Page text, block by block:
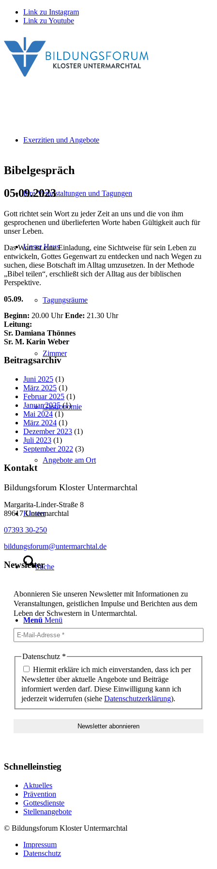
Link zu Instagram
Link zu Youtube
Exerzitien und Angebote
Ihre Veranstaltungen und Tagungen
Unser Haus
Tagungsräume
Zimmer
Gastronomie
Angebote am Ort
Kloster
Suche
Menü Menü
Bibelgespräch
05.09.2023
Gott richtet sein Wort zu jeder Zeit an uns und die von ihm
gesprochenen und überlieferten Worte haben Gültigkeit auch für
unser Leben.
Das Wort ist eine Einladung, eine Sichtweise für sein Leben zu
entwickeln, Gottes Gegenwart zu entdecken und nach Wegen zu
suchen, diese Botschaft im Alltag umzusetzen. In der Methode
„Bibel teilen“, erschließt sich der Alltag aus der biblischen
Perspektive.
05.09.
Beginn: 20.00 UhrEnde: 21.30 Uhr
Leitung:
Sr. Damiana Thönnes
Sr. M. Karin Weber
Beitragsarchiv
Juni 2025 (1)
März 2025 (1)
Februar 2025 (1)
Januar 2025(1)
Mai 2024 (1)
März 2024 (1)
Dezember 2023 (1)
Juli 2023 (1)
September 2022 (3)
Kontakt
Bildungsforum Kloster Untermarchtal
Margarita-Linder-Straße 8
89617 Untermarchtal
07393 30-250
bildungsforum@untermarchtal.de
Newsletter
Abonnieren Sie unseren Newsletter mit Informationen zu
Veranstaltungen, geistlichen Impulse und Berichten aus dem
Leben der Schwestern in Untermarchtal.
Datenschutz *
Hiermit erkläre ich mich einverstanden, dass ich per
Newsletter über aktuelle Angebote und Beiträge
informiert werden darf. Diese Einwilligung kann ich
jederzeit widerrufen (siehe Datenschutzerklärung).
Schnelleinstieg
Aktuelles
Prävention
Gottesdienste
Stellenangebote
© Bildungsforum Kloster Untermarchtal
Impressum
Datenschutz